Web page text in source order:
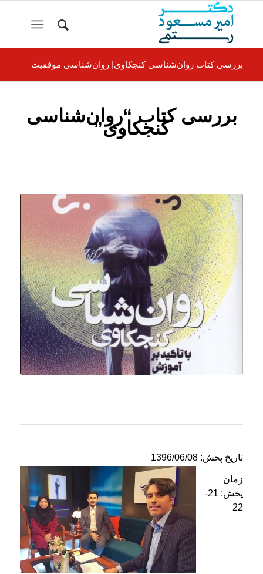
بررسی کتاب روان‌شناسی کنجکاوی| روان‌شناسی موفقيت
بررسی کتاب “روان‌شناسی
کنجکاوی”
تاریخ پخش: 1396/06/08
زمان
پخش: 21-
22